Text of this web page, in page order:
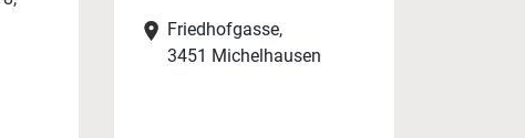
Friedhofgasse,
3451 Michelhausen